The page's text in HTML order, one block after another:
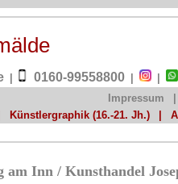
0160-99558800
Impressum
Künstlergraphik (16.-21. Jh.)
Inn / Kunsthandel